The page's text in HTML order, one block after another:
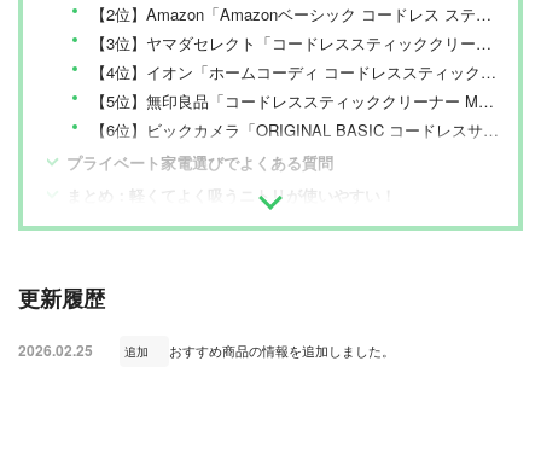
【2位】Amazon「Amazonベーシック コードレス スティック掃除機 V21Q01 Q32226EU」
【3位】ヤマダセレクト「コードレススティッククリーナー YCS50J-R」
【4位】イオン「ホームコーディ コードレススティッククリーナー(サイクロン式) HC-PS163」
【5位】無印良品「コードレススティッククリーナー MJ-CSCK1」
【6位】ビックカメラ「ORIGINAL BASIC コードレスサイクロン式スティッククリーナー JC-XP2BSC1G」
プライベート家電選びでよくある質問
まとめ：軽くてよく吸うニトリが使いやすい！
更新履歴
2026.02.25 追加 おすすめ商品の情報を追加しました。